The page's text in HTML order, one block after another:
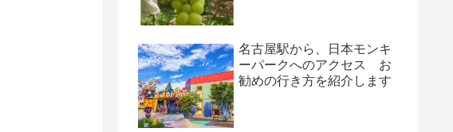
名古屋駅から、日本モンキ
ーパークへのアクセス お
勧めの行き方を紹介します